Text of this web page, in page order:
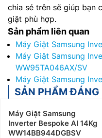
chia sẻ trên sẽ giúp bạn
giặt phù hợp.
Sản phẩm liên quan
Máy Giặt Samsung
Máy Giặt Samsung
WW95TA046AX/SV
Máy Giặt Samsung
SẢN PHẨM ĐÁNG
Máy Giặt Samsung
Inverter Bespoke AI 14Kg
WW14BB944DGBSV